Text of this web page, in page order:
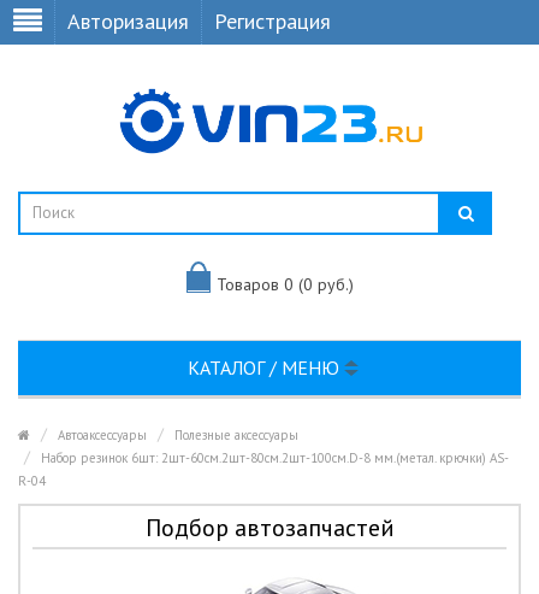
Авторизация Регистрация
Товаров 0 (0 руб.)
КАТАЛОГ / МЕНЮ
Автоаксессуары
Полезные аксессуары
Набор резинок 6шт: 2шт-60см.2шт-80см.2шт-100см.D-8 мм.(метал. крючки) AS-
R-04
Подбор автозапчастей